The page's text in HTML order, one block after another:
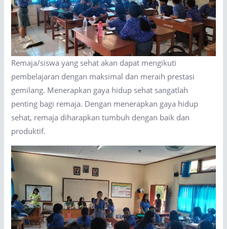
Remaja/siswa yang sehat akan dapat mengikuti
pembelajaran dengan maksimal dan meraih prestasi
gemilang. Menerapkan gaya hidup sehat sangatlah
penting bagi remaja. Dengan menerapkan gaya hidup
sehat, remaja diharapkan tumbuh dengan baik dan
produktif.